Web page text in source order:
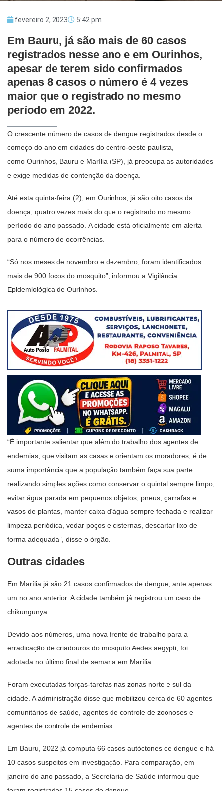
fevereiro 2, 2023 5:42 pm
Em Bauru, já são mais de 60 casos
registrados nesse ano e em Ourinhos,
apesar de terem sido confirmados
apenas 8 casos o número é 4 vezes
maior que o registrado no mesmo
período em 2022.
O crescente número de casos de dengue registrados desde o
começo do ano em cidades do centro-oeste paulista,
como Ourinhos, Bauru e Marília (SP), já preocupa as autoridades
e exige medidas de contenção da doença.
Até esta quinta-feira (2), em Ourinhos, já são oito casos da
doença, quatro vezes mais do que o registrado no mesmo
período do ano passado. A cidade está oficialmente em alerta
para o número de ocorrências.
“Só nos meses de novembro e dezembro, foram identificados
mais de 900 focos do mosquito”, informou a Vigilância
Epidemiológica de Ourinhos.
“É importante salientar que além do trabalho dos agentes de
endemias, que visitam as casas e orientam os moradores, é de
suma importância que a população também faça sua parte
realizando simples ações como conservar o quintal sempre limpo,
evitar água parada em pequenos objetos, pneus, garrafas e
vasos de plantas, manter caixa d’água sempre fechada e realizar
limpeza periódica, vedar poços e cisternas, descartar lixo de
forma adequada”, disse o órgão.
Outras cidades
Em Marília já são 21 casos confirmados de dengue, ante apenas
um no ano anterior. A cidade também já registrou um caso de
chikungunya.
Devido aos números, uma nova frente de trabalho para a
erradicação de criadouros do mosquito Aedes aegypti, foi
adotada no último final de semana em Marília.
Foram executadas forças-tarefas nas zonas norte e sul da
cidade. A administração disse que mobilizou cerca de 60 agentes
comunitários de saúde, agentes de controle de zoonoses e
agentes de controle de endemias.
Em Bauru, 2022 já computa 66 casos autóctones de dengue e há
10 casos suspeitos em investigação. Para comparação, em
janeiro do ano passado, a Secretaria de Saúde informou que